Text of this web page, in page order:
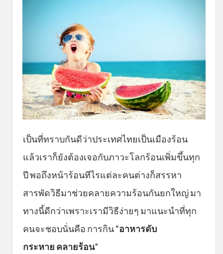
เป็นที่ทราบกันดีว่าประเทศไทยเป็นเมืองร้อน
แล้วเราก็ยังต้องเจอกับภาวะโลกร้อนเพิ่มขึ้นทุก
ปี พอถึงหน้าร้อนทีไรแต่ละคนต่างก็สรรหา
สารพัดวิธีมาช่วยคลายความร้อนกันยกใหญ่ มา
ทางนี้ดีกว่าเพราะเรามีวิธีง่ายๆ มาแนะนำที่ทุก
คนจะชอบนั่นคือ การกิน “อาหารดับ
กระหาย คลายร้อน”